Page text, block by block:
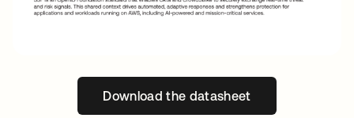
Download the datasheet
新しいタブで開く